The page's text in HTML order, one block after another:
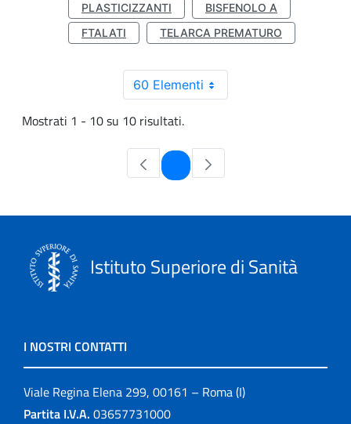
PLASTICIZZANTI
BISFENOLO A
FTALATI
TELARCA PREMATURO
60 Elementi
Mostrati 1 - 10 su 10 risultati.
Pagina
Istituto Superiore di Sanità
I NOSTRI CONTATTI
Viale Regina Elena 299, 00161 – Roma (I)
Partita I.V.A. 03657731000